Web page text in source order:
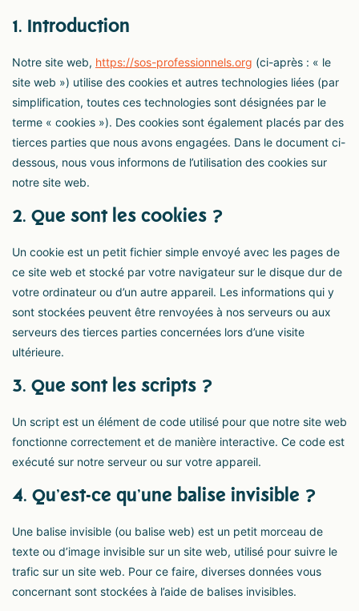
1. Introduction
Notre site web, https://sos-professionnels.org (ci-après : « le
site web ») utilise des cookies et autres technologies liées (par
simplification, toutes ces technologies sont désignées par le
terme « cookies »). Des cookies sont également placés par des
tierces parties que nous avons engagées. Dans le document ci-
dessous, nous vous informons de l’utilisation des cookies sur
notre site web.
2. Que sont les cookies ?
Un cookie est un petit fichier simple envoyé avec les pages de
ce site web et stocké par votre navigateur sur le disque dur de
votre ordinateur ou d’un autre appareil. Les informations qui y
sont stockées peuvent être renvoyées à nos serveurs ou aux
serveurs des tierces parties concernées lors d’une visite
ultérieure.
3. Que sont les scripts ?
Un script est un élément de code utilisé pour que notre site web
fonctionne correctement et de manière interactive. Ce code est
exécuté sur notre serveur ou sur votre appareil.
4. Qu’est-ce qu’une balise invisible ?
Une balise invisible (ou balise web) est un petit morceau de
texte ou d’image invisible sur un site web, utilisé pour suivre le
trafic sur un site web. Pour ce faire, diverses données vous
concernant sont stockées à l’aide de balises invisibles.